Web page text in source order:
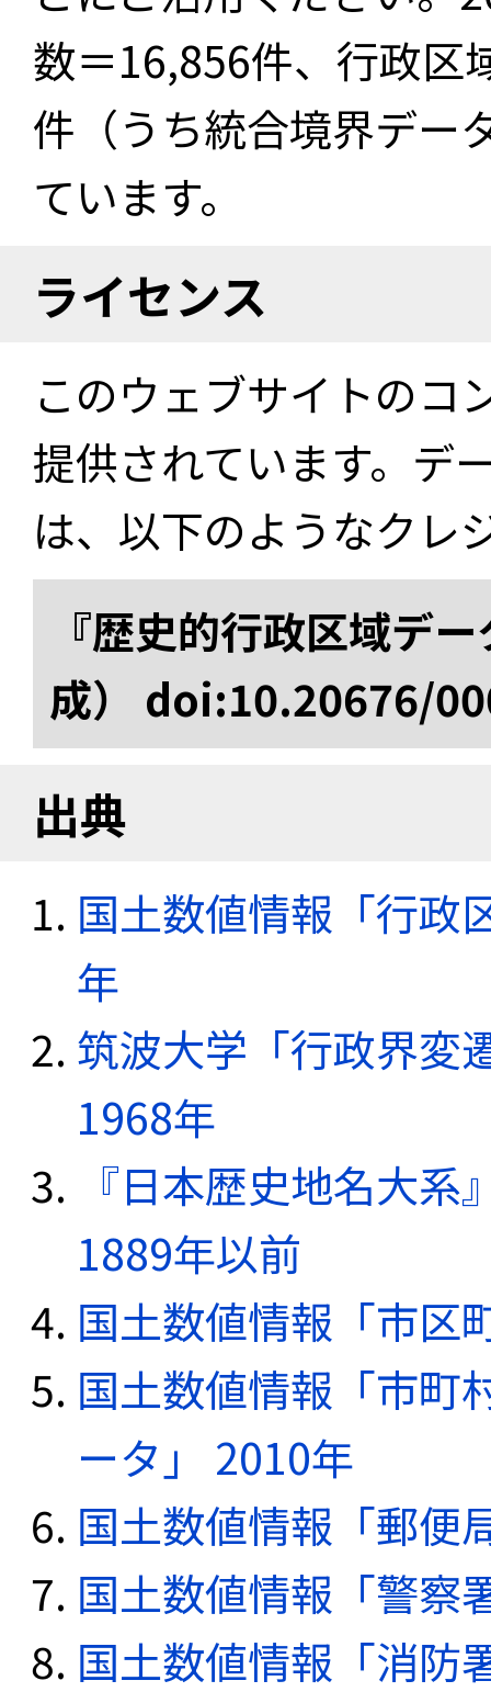
数＝16,856件、行政区
件（うち統合境界デー
ています。
ライセンス
このウェブサイトのコ
提供されています。デ
は、以下のようなクレ
『歴史的行政区域デ
成） doi:10.20676/
出典
国土数値情報「行政
年
筑波大学「行政界変
1968年
『日本歴史地名大
1889年以前
国土数値情報「市区
国土数値情報「市町
ータ」 2010年
国土数値情報「郵便
国土数値情報「警察
国土数値情報「消防